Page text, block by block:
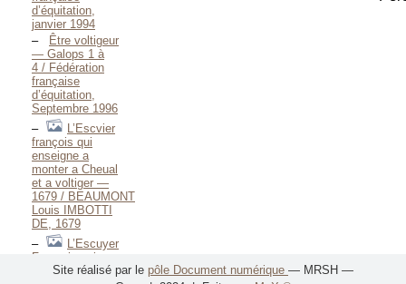
d’équitation,
janvier 1994
Être voltigeur
— Galops 1 à
4 / Fédération
française
d’équitation,
Septembre 1996
L’Escvier
françois qui
enseigne a
monter a Cheual
et a voltiger —
1679 / BEAUMONT
Louis IMBOTTI
DE, 1679
L’Escuyer
François qui
enseigne a
Site réalisé par le pôle Document numérique — MRSH —